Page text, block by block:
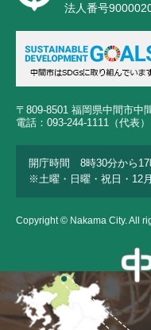
法人番号
〒809-8501 福岡県中間市中
電話：093-244-1111（代表
開庁時間 8時30分から17
※土曜・日曜・祝日・12
Copyright © Nakama City. All